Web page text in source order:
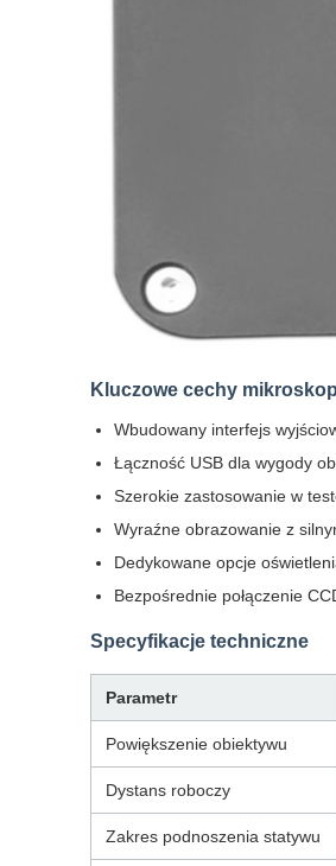
Kluczowe cechy
Wbudowany interfejs
Łączność USB dla wygody
Szerokie zastosowanie w
Wyraźne obrazowanie z
Dedykowane opcje
Bezpośrednie połączenie
Specyfikacje techniczne
Parametr
Powiększenie obiektywu
Dystans roboczy
Zakres podnoszenia statywu